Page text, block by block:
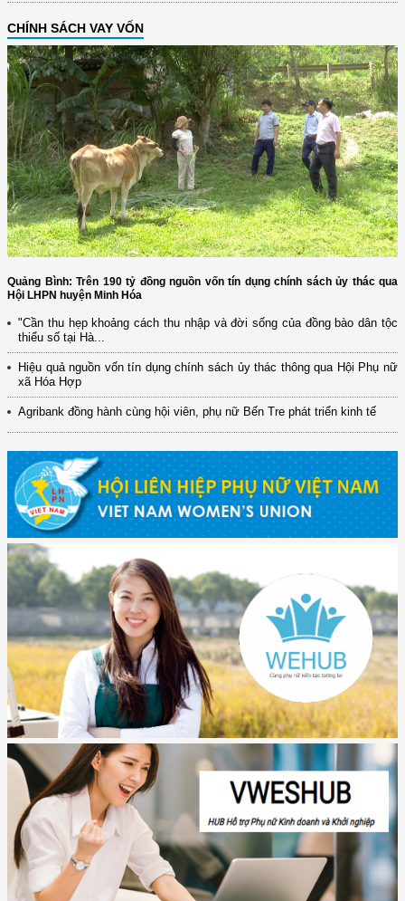
CHÍNH SÁCH VAY VỐN
Quảng Bình: Trên 190 tỷ đồng nguồn vốn tín dụng chính sách ủy thác qua
Hội LHPN huyện Minh Hóa
"Cần thu hẹp khoảng cách thu nhập và đời sống của đồng bào dân tộc
thiểu số tại Hà...
Hiệu quả nguồn vốn tín dụng chính sách ủy thác thông qua Hội Phụ nữ
xã Hóa Hợp
Agribank đồng hành cùng hội viên, phụ nữ Bến Tre phát triển kinh tế